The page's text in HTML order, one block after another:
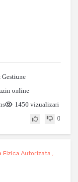
online
1450 vizualizari
0
Fizica Autorizata ,